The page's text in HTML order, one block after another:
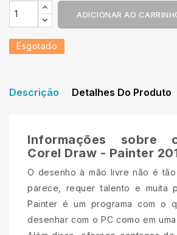
ADICIONAR AO
Esgotado
Descrição Detalhes Do Produto
Informações sobre
Corel Draw - Painter
O desenho à mão livre não é
parece, requer talento e muita
Painter é um programa com o
desenhar com o PC como em